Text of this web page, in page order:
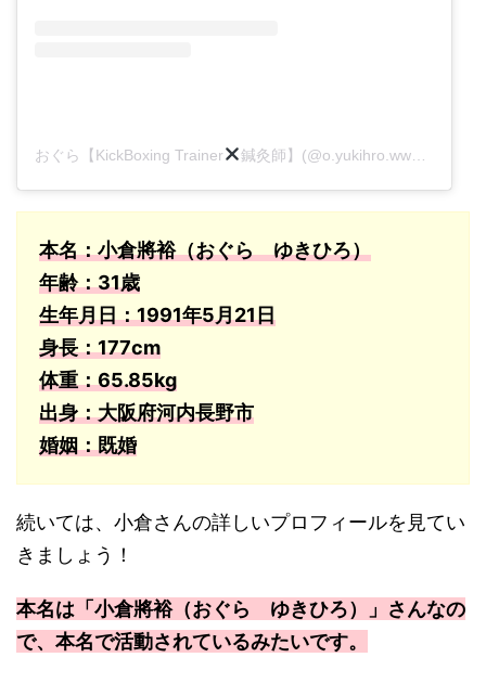
おぐら【KickBoxing Trainer 鍼灸師】(@o.yukihro.www)がシェアした投稿
本名：小倉將裕（おぐら ゆきひろ）
年齢：31歳
生年月日：1991年5月21日
身長：177cm
体重：65.85kg
出身：大阪府河内長野市
婚姻：既婚
続いては、小倉さんの詳しいプロフィールを見てい
きましょう！
本名は「小倉將裕（おぐら ゆきひろ）」さんなの
で、本名で活動されているみたいです。